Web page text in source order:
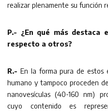
realizar plenamente su función
P.- ¿En qué más destaca
respecto a otros?
R.- En la forma pura de estos
humano y tampoco proceden
nanovesículas (40-160 nm)
cuyo contenido es